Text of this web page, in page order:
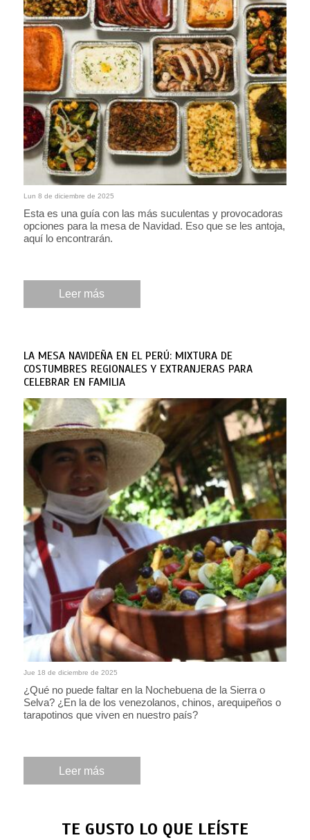
Lun 8 de diciembre de 2025
Esta es una guía con las más suculentas y provocadoras
opciones para la mesa de Navidad. Eso que se les antoja,
aquí lo encontrarán.
Leer más
LA MESA NAVIDEÑA EN EL PERÚ: MIXTURA DE
COSTUMBRES REGIONALES Y EXTRANJERAS PARA
CELEBRAR EN FAMILIA
Jue 18 de diciembre de 2025
¿Qué no puede faltar en la Nochebuena de la Sierra o
Selva? ¿En la de los venezolanos, chinos, arequipeños o
tarapotinos que viven en nuestro país?
Leer más
TE GUSTO LO QUE LEÍSTE